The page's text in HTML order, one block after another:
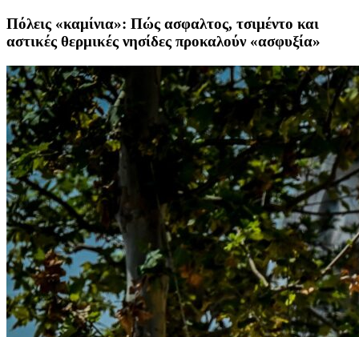
Πόλεις «καμίνια»: Πώς ασφαλτος, τσιμέντο και
αστικές θερμικές νησίδες προκαλούν «ασφυξία»